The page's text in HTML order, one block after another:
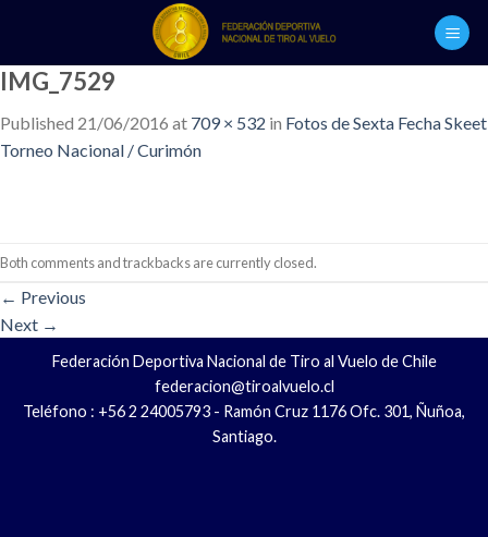
content
IMG_7529
Published 21/06/2016 at 709 × 532 in Fotos de Sexta Fecha Skeet
Torneo Nacional / Curimón
Both comments and trackbacks are currently closed.
← Previous
Next →
Federación Deportiva Nacional de Tiro al Vuelo de Chile
federacion@tiroalvuelo.cl
Teléfono : +56 2 24005793 - Ramón Cruz 1176 Ofc. 301, Ñuñoa,
Santiago.